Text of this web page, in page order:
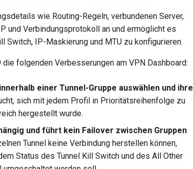
wie Routing-Regeln, verbundenen Server,
und Verbindungsprotokoll an und ermöglicht es
Switch, IP-Maskierung und MTU zu konfigurieren.
folgenden Verbesserungen am VPN Dashboard:
einer Tunnel-Gruppe auswählen und ihre
sich mit jedem Profil in Prioritätsreihenfolge zu
hergestellt wurde.
und führt kein Failover zwischen Gruppen
Tunnel keine Verbindung herstellen können,
Status des Tunnel Kill Switch und des All Other